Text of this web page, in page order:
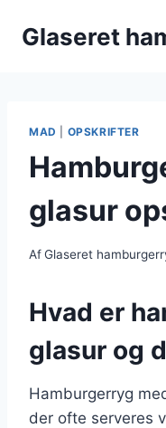
Glaseret
MAD OPSKRIFTER
glasur
AfGlaseret
Hvad er
glasur og
Hamburgerryg
der ofte serveres